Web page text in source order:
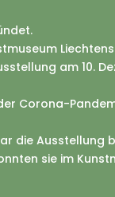
am 10.
Corona-
die Ausstellung
sie im